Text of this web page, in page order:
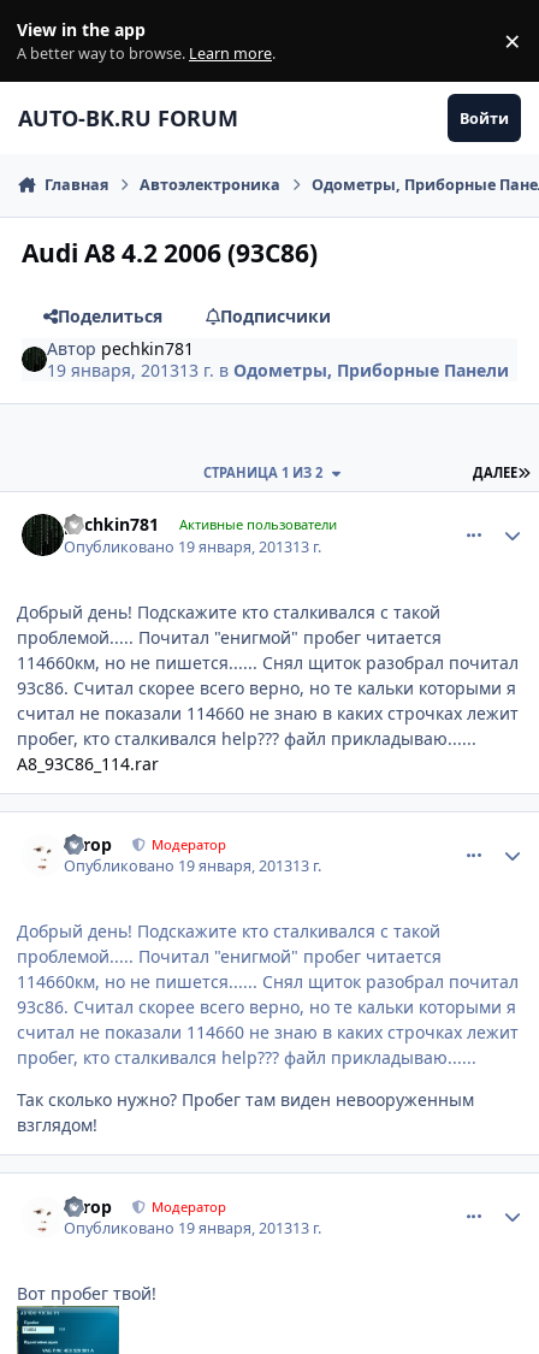
View in the app
A better way to browse. Learn more. ×
AUTO-BK.RU FORUM Войти
Главная Автоэлектроника Одометры, Приборные
Audi A8 4.2 2006 (93C86)
Поделиться
Подписчики
Автор pechkin781
19 января, 201313 г. вОдометры, Приборные Панели
ДАЛЕЕ
СТРАНИЦА 1 ИЗ 2
pechkin781 Активные пользователи
Опубликовано 19 января, 201313 г.
Добрый день! Подскажите кто сталкивался с такой
проблемой..... Почитал "енигмой" пробег читается
114660км, но не пишется...... Снял щиток разобрал почитал
93с86. Считал скорее всего верно, но те кальки которыми я
считал не показали 114660 не знаю в каких строчках лежит
пробег, кто сталкивался help??? файл прикладываю......
A8_93C86_114.rar
Turop Модератор
Опубликовано 19 января, 201313 г.
Добрый день! Подскажите кто сталкивался с такой
проблемой..... Почитал "енигмой" пробег читается
114660км, но не пишется...... Снял щиток разобрал почитал
93с86. Считал скорее всего верно, но те кальки которыми я
считал не показали 114660 не знаю в каких строчках лежит
пробег, кто сталкивался help??? файл прикладываю......
Так сколько нужно? Пробег там виден невооруженным
взглядом!
Turop Модератор
Опубликовано 19 января, 201313 г.
Вот пробег твой!